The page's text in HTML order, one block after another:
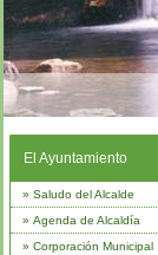
El Ayuntamiento
» Saludo del Alcalde
» Agenda de Alcaldía
» Corporación Municipal